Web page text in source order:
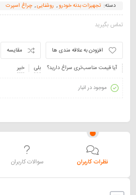
دسته: تجهیزات بدنه خودرو, روشنایی, چراغ اسپرت
تماس بگیرید
مقایسه
افزودن به علاقه مندی ها
آیا قیمت مناسب‌تری سراغ دارید؟
بلی خیر
موجود در انبار
نظرات کاربران سوالات کاربران